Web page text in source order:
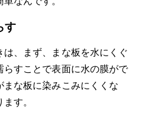
す
、まず、まな板を水にくぐ
らすことで表面に水の膜がで
まな板に染みこみにくくな
す。